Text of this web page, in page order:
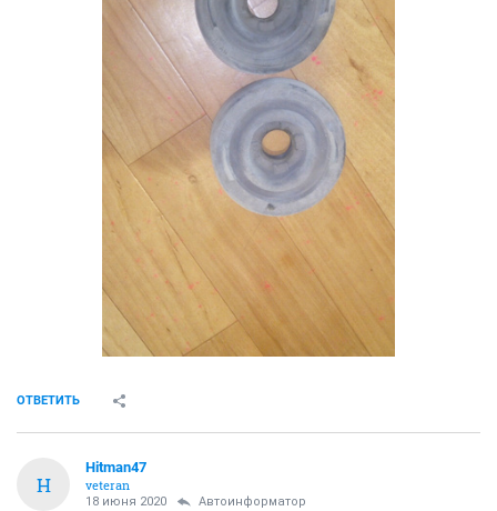
ОТВЕТИТЬ
H
Hitman47
veteran
18 июня 2020 Автоинформатор